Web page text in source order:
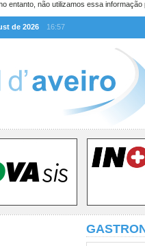
entanto, não utilizamos essa
de 2026
16:57